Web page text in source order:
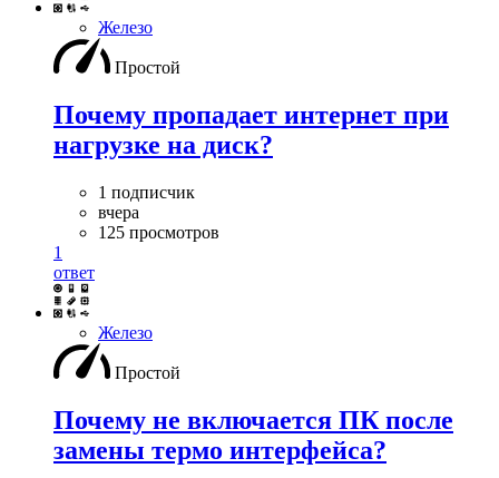
Железо
Простой
Почему пропадает интернет при
нагрузке на диск?
1 подписчик
вчера
125 просмотров
1
ответ
Железо
Простой
Почему не включается ПК после
замены термо интерфейса?